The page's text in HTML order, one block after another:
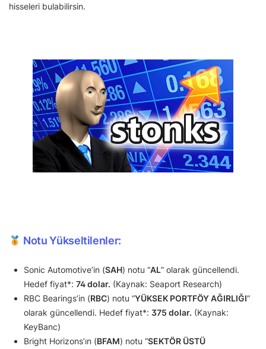
hisseleri bulabilirsin.
Notu Yükseltilenler:
Sonic Automotive’in (SAH) notu “AL” olarak güncellendi.
Hedef fiyat*: 74 dolar. (Kaynak: Seaport Research)
RBC Bearings’in (RBC) notu “YÜKSEK PORTFÖY AĞIRLIĞI”
olarak güncellendi. Hedef fiyat*: 375 dolar. (Kaynak:
KeyBanc)
Bright Horizons’ın (BFAM) notu “SEKTÖR ÜSTÜ